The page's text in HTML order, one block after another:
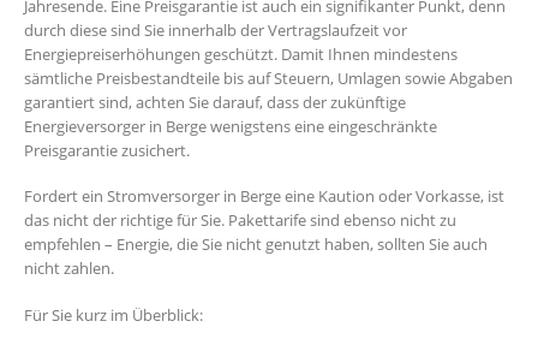
Jahresende. Eine Preisgarantie ist auch ein signifikanter Punkt, denn
durch diese sind Sie innerhalb der Vertragslaufzeit vor
Energiepreiserhöhungen geschützt. Damit Ihnen mindestens
sämtliche Preisbestandteile bis auf Steuern, Umlagen sowie Abgaben
garantiert sind, achten Sie darauf, dass der zukünftige
Energieversorger in Berge wenigstens eine eingeschränkte
Preisgarantie zusichert.
Fordert ein Stromversorger in Berge eine Kaution oder Vorkasse, ist
das nicht der richtige für Sie. Pakettarife sind ebenso nicht zu
empfehlen – Energie, die Sie nicht genutzt haben, sollten Sie auch
nicht zahlen.
Für Sie kurz im Überblick: